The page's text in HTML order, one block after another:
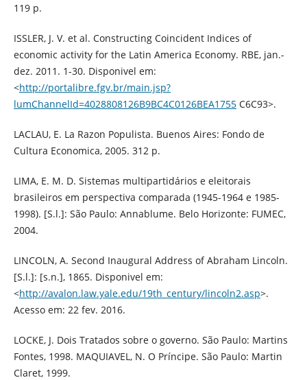
119 p.
ISSLER, J. V. et al. Constructing Coincident Indices of
economic activity for the Latin America Economy. RBE, jan.-
dez. 2011. 1-30. Disponivel em:
<http://portalibre.fgv.br/main.jsp?
lumChannelId=4028808126B9BC4C0126BEA1755C6C93>.
LACLAU, E. La Razon Populista. Buenos Aires: Fondo de
Cultura Economica, 2005. 312 p.
LIMA, E. M. D. Sistemas multipartidários e eleitorais
brasileiros em perspectiva comparada (1945-1964 e 1985-
1998). [S.l.]: São Paulo: Annablume. Belo Horizonte: FUMEC,
2004.
LINCOLN, A. Second Inaugural Address of Abraham Lincoln.
[S.l.]: [s.n.], 1865. Disponivel em:
<http://avalon.law.yale.edu/19th_century/lincoln2.asp>.
Acesso em: 22 fev. 2016.
LOCKE, J. Dois Tratados sobre o governo. São Paulo: Martins
Fontes, 1998. MAQUIAVEL, N. O Príncipe. São Paulo: Martin
Claret, 1999.